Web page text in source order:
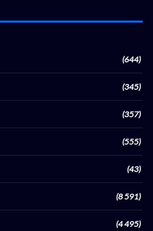
(644)
(345)
(357)
(555)
(43)
(8 591)
(4 495)